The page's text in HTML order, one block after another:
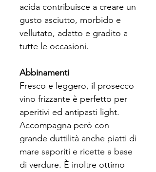
acida contribuisce a creare un
gusto asciutto, morbido e
vellutato, adatto e gradito a
tutte le occasioni.
Abbinamenti
Fresco e leggero, il prosecco
vino frizzante è perfetto per
aperitivi ed antipasti light.
Accompagna però con
grande duttilità anche piatti di
mare saporiti e ricette a base
di verdure. È inoltre ottimo